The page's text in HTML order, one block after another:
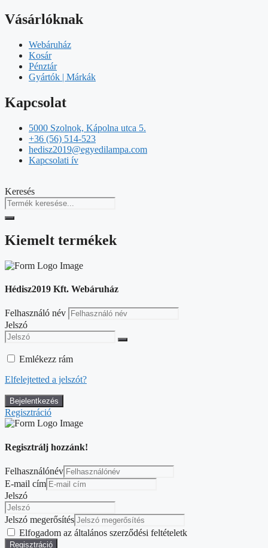
Vásárlóknak
Webáruház
Kosár
Pénztár
Gyártók | Márkák
Kapcsolat
5000 Szolnok, Kápolna utca 5.
+36 (56) 514-523
hedisz2019@egyedilampa.com
Kapcsolati ív
Keresés
Kiemelt termékek
Hédisz2019 Kft. Webáruház
Felhasználó név
Jelszó
Emlékezz rám
Elfelejtetted a jelszót?
Regisztráció
Regisztrálj hozzánk!
Felhasználónév
E-mail cím
Jelszó
Jelszó megerősítés
Elfogadom az általános szerződési feltételetk